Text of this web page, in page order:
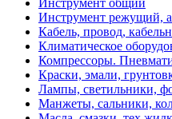
Инструмент общий
Инструмент режущий,
Кабель, провод,
Климатическое
Компрессоры.
Краски, эмали,
Лампы, светильники,
Манжеты, сальники,